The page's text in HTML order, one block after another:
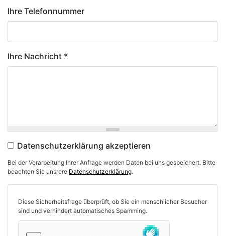
Ihre Telefonnummer
Ihre Nachricht *
Datenschutzerklärung akzeptieren
Datenschutz*
Bei der Verarbeitung Ihrer Anfrage werden Daten bei uns gespeichert. Bitte
beachten Sie unsrere Datenschutzerklärung.
Diese Sicherheitsfrage überprüft, ob Sie ein menschlicher Besucher
sind und verhindert automatisches Spamming.